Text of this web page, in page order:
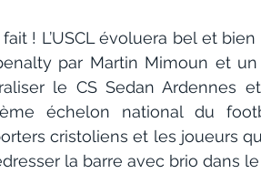
fait ! L’USCL évoluera bel et
par Martin Mimoun et
le CS Sedan Ardennes
échelon national du
cristoliens et les joueurs
la barre avec brio dans